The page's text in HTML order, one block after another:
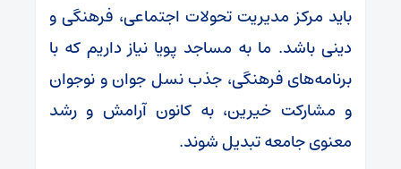
باید مرکز مدیریت تحولات اجتماعی، فرهنگی و
دینی باشد. ما به مساجد پویا نیاز داریم که با
برنامه‌های فرهنگی، جذب نسل جوان و نوجوان
و مشارکت خیرین، به کانون آرامش و رشد
معنوی جامعه تبدیل شوند.